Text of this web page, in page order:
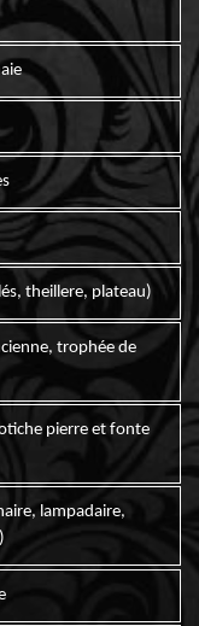
theillere, plateau)
trophée de
pierre et fonte
lampadaire,